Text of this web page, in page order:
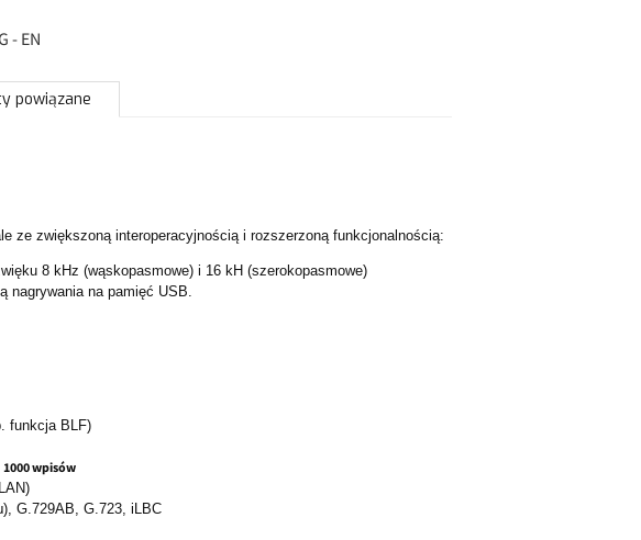
- EN
powiązane
ze zwiększoną interoperacyjnością i rozszerzoną funkcjonalnością:
8 kHz (wąskopasmowe) i 16 kH (szerokopasmowe)
na pamięć USB.
funkcja BLF)
1000 wpisów
G.729AB, G.723, iLBC